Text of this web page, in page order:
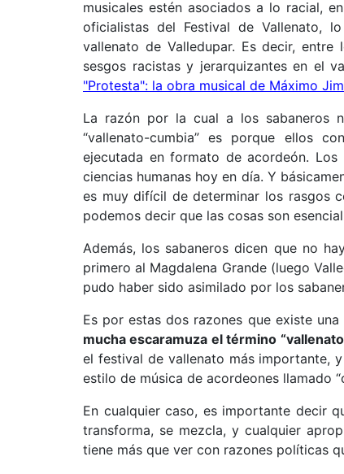
musicales estén asociados a lo racial,
oficialistas del Festival de Vallenato,
vallenato de Valledupar. Es decir,
sesgos racistas y jerarquizantes en el
"Protesta": la obra musical de Máximo
La razón por la cual a los sabaneros
“vallenato-cumbia” es porque ellos
ejecutada en formato de acordeón.
ciencias humanas hoy en día. Y
es muy difícil de determinar los rasgos
podemos decir que las cosas son
Además, los sabaneros dicen que no
primero al Magdalena Grande (luego
pudo haber sido asimilado por los
Es por estas dos razones que existe
mucha escaramuza el término
el festival de vallenato más importante,
estilo de música de acordeones llamado
En cualquier caso, es importante decir
transforma, se mezcla, y cualquier
tiene más que ver con razones políticas